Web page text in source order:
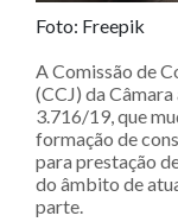
Foto: Freepik
A Comissão de
(CCJ) da
3.716/19, que
formação de
para prestação
do âmbito de
parte.